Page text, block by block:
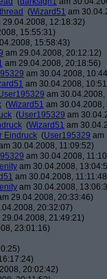
(Wizard51 am
29.04.2008, 12:18:32)
15:55:31)
15:58:43)
am 29.04.2008, 20:12:12)
am 29.04.2008, 20:18:56)
am 30.04.2008,
am 30.04.2008,
am
(Wizard51 am 30.04.2008,
(User195329 am
(Wizard51 am
Eindruck (User195329 am
30.04.2008, 11:09:52)
am 30.04.2008,
am 30.04.2008,
am 30.04.2008,
am 30.04.2008,
29.04.2008, 20:33:46)
20:32:07)
29.04.2008, 21:49:21)
23:01:16)
20:02:42)